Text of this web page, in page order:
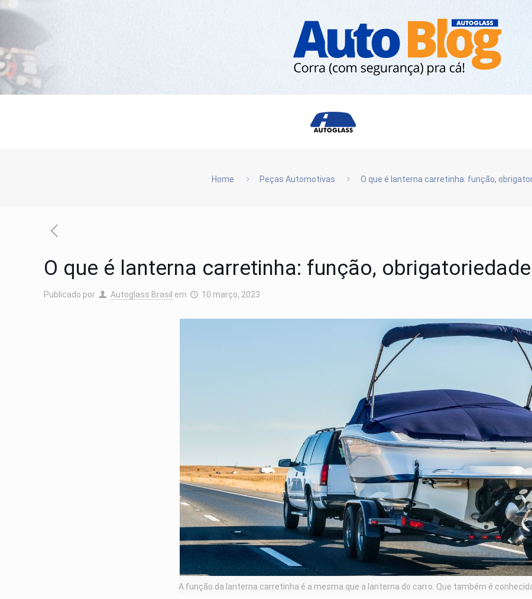
Home Peças Automotivas O que é lanterna carretinha: função,
O que é lanterna carretinha: função,
Publicado por Autoglass Brasil em 10 março, 2023
A função da lanterna carretinha é a mesma que a lanterna do carro. Que também é